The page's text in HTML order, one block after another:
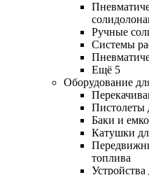
Ручные
Системы
Ещё 5
Оборудование
Пистолеты
Баки и
Катушки
топлива
Устройства